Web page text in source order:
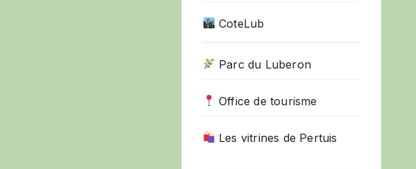
CoteLub
Parc du Luberon
Office de tourisme
Les vitrines de Pertuis